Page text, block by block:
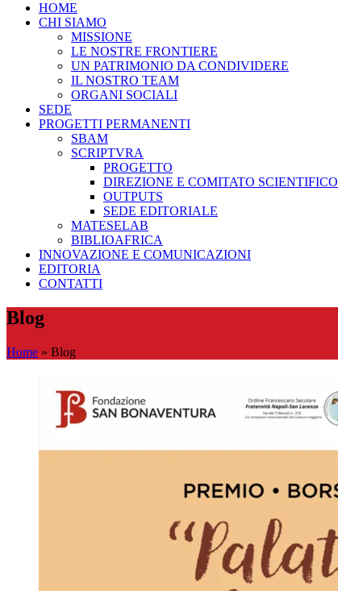
HOME
CHI SIAMO
MISSIONE
LE NOSTRE FRONTIERE
UN PATRIMONIO DA CONDIVIDERE
IL NOSTRO TEAM
ORGANI SOCIALI
SEDE
PROGETTI PERMANENTI
SBAM
SCRIPTVRA
PROGETTO
DIREZIONE E COMITATO SCIENTIFICO
OUTPUTS
SEDE EDITORIALE
MATESELAB
BIBLIOAFRICA
INNOVAZIONE E COMUNICAZIONI
EDITORIA
CONTATTI
Blog
Home » Blog